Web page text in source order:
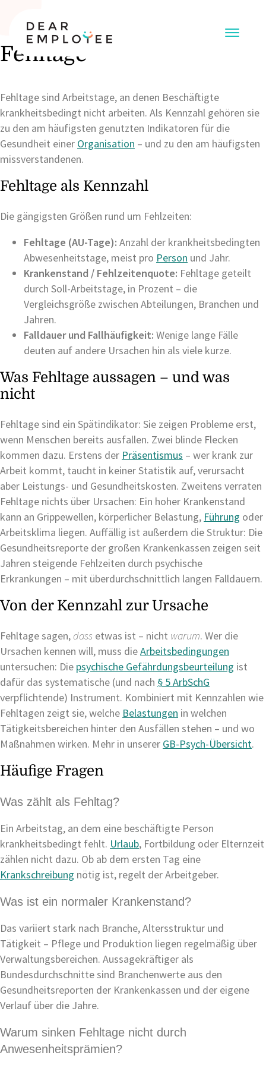
Fehltage
Fehltage sind Arbeitstage, an denen Beschäftigte
krankheitsbedingt nicht arbeiten. Als Kennzahl gehören sie
zu den am häufigsten genutzten Indikatoren für die
Gesundheit einer Organisation – und zu den am häufigsten
missverstandenen.
Fehltage als Kennzahl
Die gängigsten Größen rund um Fehlzeiten:
Fehltage (AU-Tage): Anzahl der krankheitsbedingten
Abwesenheitstage, meist pro Person und Jahr.
Krankenstand / Fehlzeitenquote: Fehltage geteilt
durch Soll-Arbeitstage, in Prozent – die
Vergleichsgröße zwischen Abteilungen, Branchen und
Jahren.
Falldauer und Fallhäufigkeit: Wenige lange Fälle
deuten auf andere Ursachen hin als viele kurze.
Was Fehltage aussagen – und was
nicht
Fehltage sind ein Spätindikator: Sie zeigen Probleme erst,
wenn Menschen bereits ausfallen. Zwei blinde Flecken
kommen dazu. Erstens der Präsentismus – wer krank zur
Arbeit kommt, taucht in keiner Statistik auf, verursacht
aber Leistungs- und Gesundheitskosten. Zweitens verraten
Fehltage nichts über Ursachen: Ein hoher Krankenstand
kann an Grippewellen, körperlicher Belastung, Führung oder
Arbeitsklima liegen. Auffällig ist außerdem die Struktur: Die
Gesundheitsreporte der großen Krankenkassen zeigen seit
Jahren steigende Fehlzeiten durch psychische
Erkrankungen – mit überdurchschnittlich langen Falldauern.
Von der Kennzahl zur Ursache
Fehltage sagen, dass etwas ist – nicht warum. Wer die
Ursachen kennen will, muss dieArbeitsbedingungen
untersuchen: Die psychische Gefährdungsbeurteilung ist
dafür das systematische (und nach § 5 ArbSchG
verpflichtende) Instrument. Kombiniert mit Kennzahlen wie
Fehltagen zeigt sie, welche Belastungen in welchen
Tätigkeitsbereichen hinter den Ausfällen stehen – und wo
Maßnahmen wirken. Mehr in unserer GB-Psych-Übersicht.
Häufige Fragen
Was zählt als Fehltag?
Ein Arbeitstag, an dem eine beschäftigte Person
krankheitsbedingt fehlt. Urlaub, Fortbildung oder Elternzeit
zählen nicht dazu. Ob ab dem ersten Tag eine
Krankschreibung nötig ist, regelt der Arbeitgeber.
Was ist ein normaler Krankenstand?
Das variiert stark nach Branche, Altersstruktur und
Tätigkeit – Pflege und Produktion liegen regelmäßig über
Verwaltungsbereichen. Aussagekräftiger als
Bundesdurchschnitte sind Branchenwerte aus den
Gesundheitsreporten der Krankenkassen und der eigene
Verlauf über die Jahre.
Warum sinken Fehltage nicht durch
Anwesenheitsprämien?